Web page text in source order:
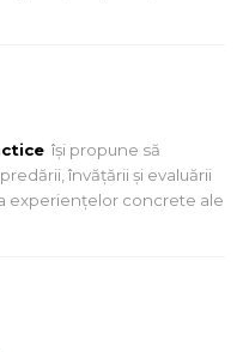
îşi propune să
învăţării şi evaluării
experienţelor concrete ale